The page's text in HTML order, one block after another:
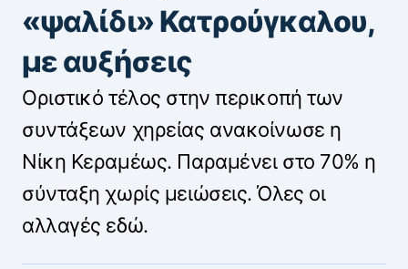
«ψαλίδι» Κατρούγκαλου,
με αυξήσεις
Οριστικό τέλος στην περικοπή των
συντάξεων χηρείας ανακοίνωσε η
Νίκη Κεραμέως. Παραμένει στο 70% η
σύνταξη χωρίς μειώσεις. Όλες οι
αλλαγές εδώ.